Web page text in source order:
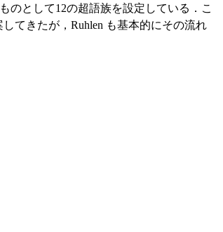
のとして12の超語族を設定している．こ
してきたが，Ruhlen も基本的にその流れ